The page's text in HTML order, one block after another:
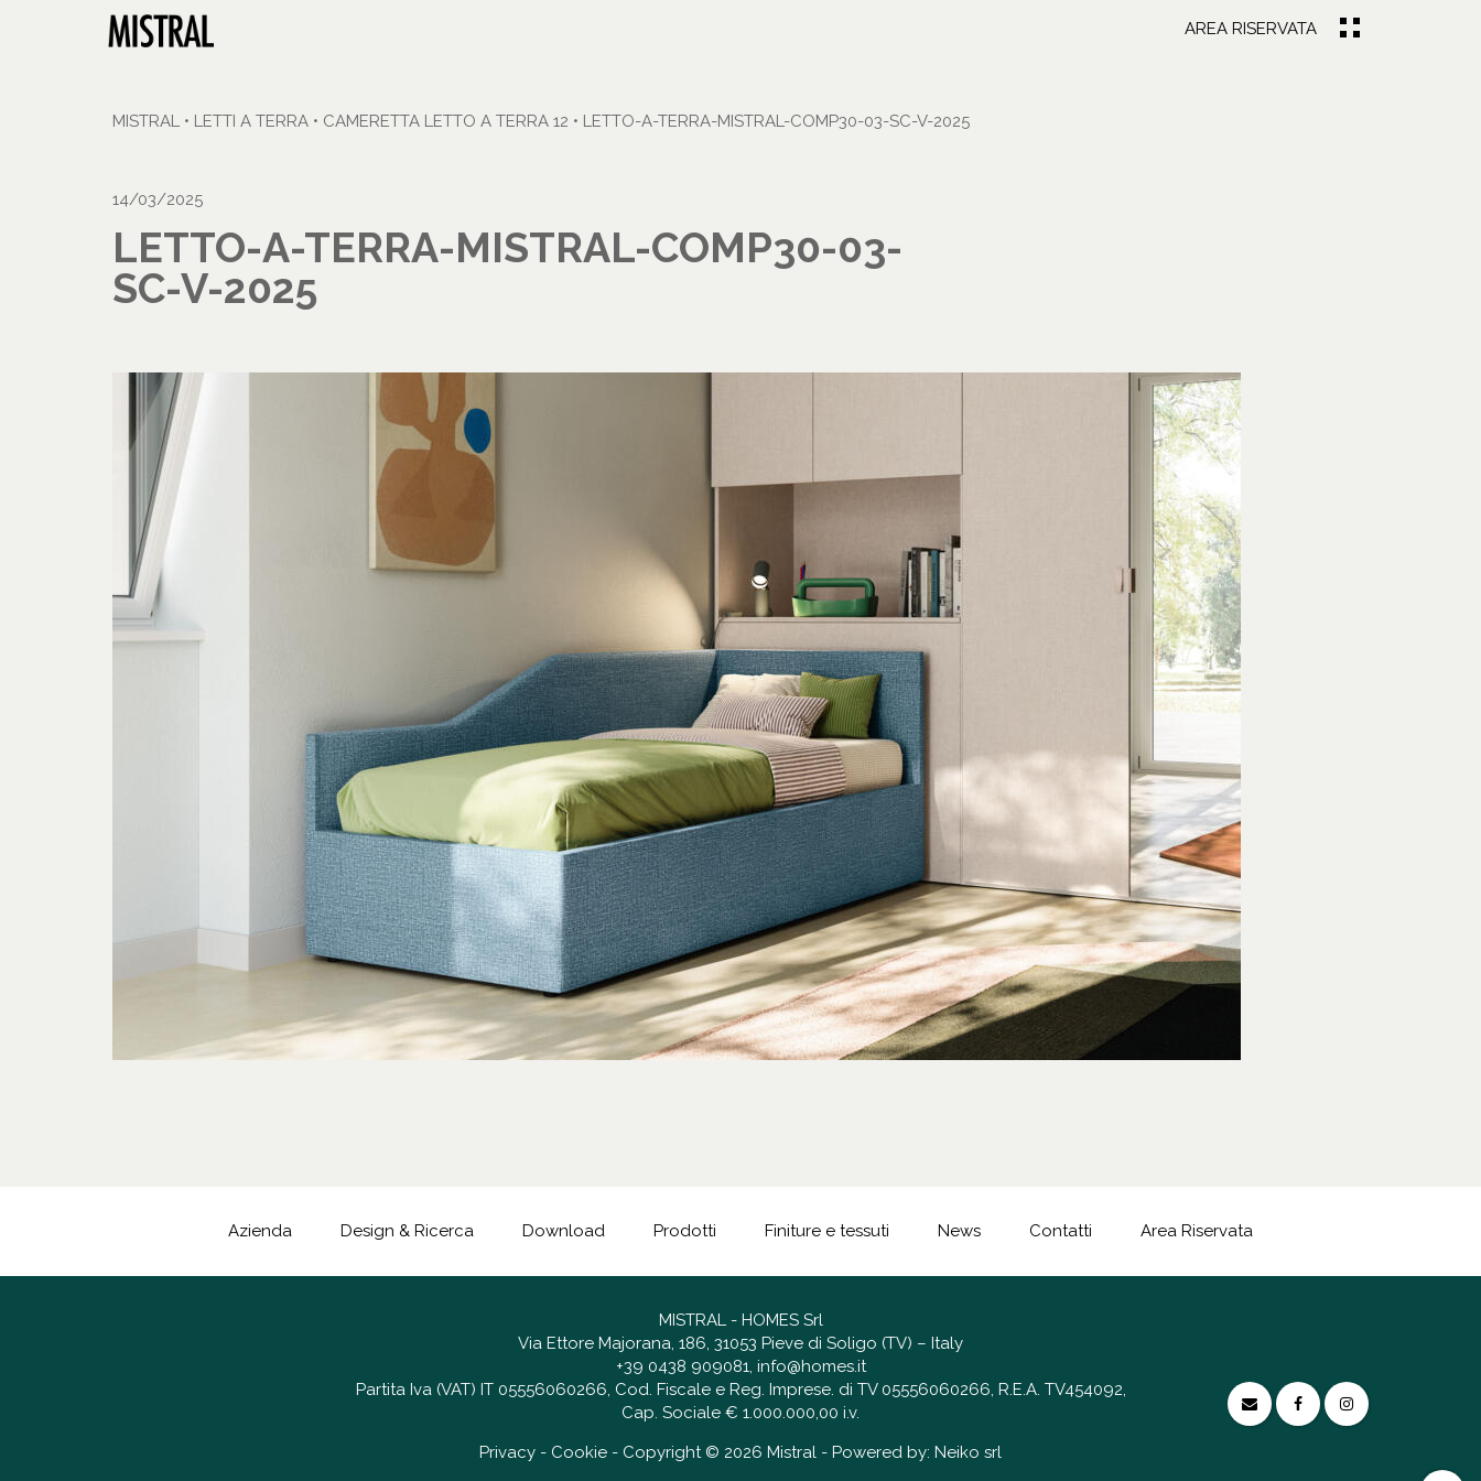
AREA RISERVATA
MISTRAL • LETTI A TERRA • CAMERETTA LETTO A TERRA 12 • LETTO-A-TERRA-MISTRAL-COMP30-03-SC-V-2025
14/03/2025
LETTO-A-TERRA-MISTRAL-COMP30-03-
SC-V-2025
Azienda Design & Ricerca Download Prodotti Finiture e tessuti News Contatti Area Riservata
MISTRAL - HOMES Srl
Via Ettore Majorana, 186, 31053 Pieve di Soligo (TV) – Italy
+39 0438 909081, info@homes.it
Partita Iva (VAT) IT 05556060266, Cod. Fiscale e Reg. Imprese. di TV 05556060266, R.E.A. TV454092,
Cap. Sociale € 1.000.000,00 i.v.
Privacy - Cookie - Copyright © 2026 Mistral - Powered by: Neiko srl